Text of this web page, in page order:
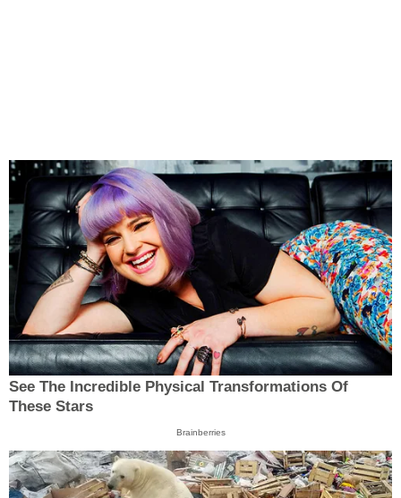
See The Incredible Physical Transformations Of
These Stars
Brainberries